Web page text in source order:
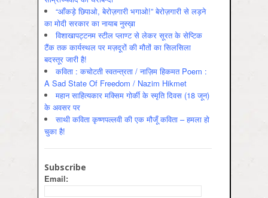
“आँकड़े छिपाओ, बेरोज़गारी भगाओ!” बेरोज़गारी से लड़ने
का मोदी सरकार का नायाब नुस्ख़ा
विशाखापट्टनम स्टील प्लाण्ट से लेकर सूरत के सेप्टिक
टैंक तक कार्यस्थल पर मज़दूरों की मौतों का सिलसिला
बदस्तूर जारी है!
कविता : कचोटती स्वतन्त्रता / नाज़िम हिकमत Poem :
A Sad State Of Freedom / Nazim Hikmet
महान साहित्यकार मक्सिम गोर्की के स्मृति दिवस (18 जून)
के अवसर पर
साथी कविता कृष्णपल्लवी की एक मौजूँ कविता – हमला हो
चुका है!
Subscribe
Email: